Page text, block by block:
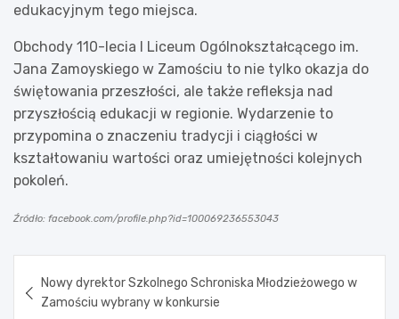
edukacyjnym tego miejsca.
Obchody 110-lecia I Liceum Ogólnokształcącego im.
Jana Zamoyskiego w Zamościu to nie tylko okazja do
świętowania przeszłości, ale także refleksja nad
przyszłością edukacji w regionie. Wydarzenie to
przypomina o znaczeniu tradycji i ciągłości w
kształtowaniu wartości oraz umiejętności kolejnych
pokoleń.
Źródło: facebook.com/profile.php?id=100069236553043
wpisu
Nowy dyrektor Szkolnego Schroniska Młodzieżowego w
Zamościu wybrany w konkursie